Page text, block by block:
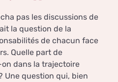
pas les discussions de
la question de la
de chacun face
Quelle part de
dans la trajectoire
Une question qui, bien